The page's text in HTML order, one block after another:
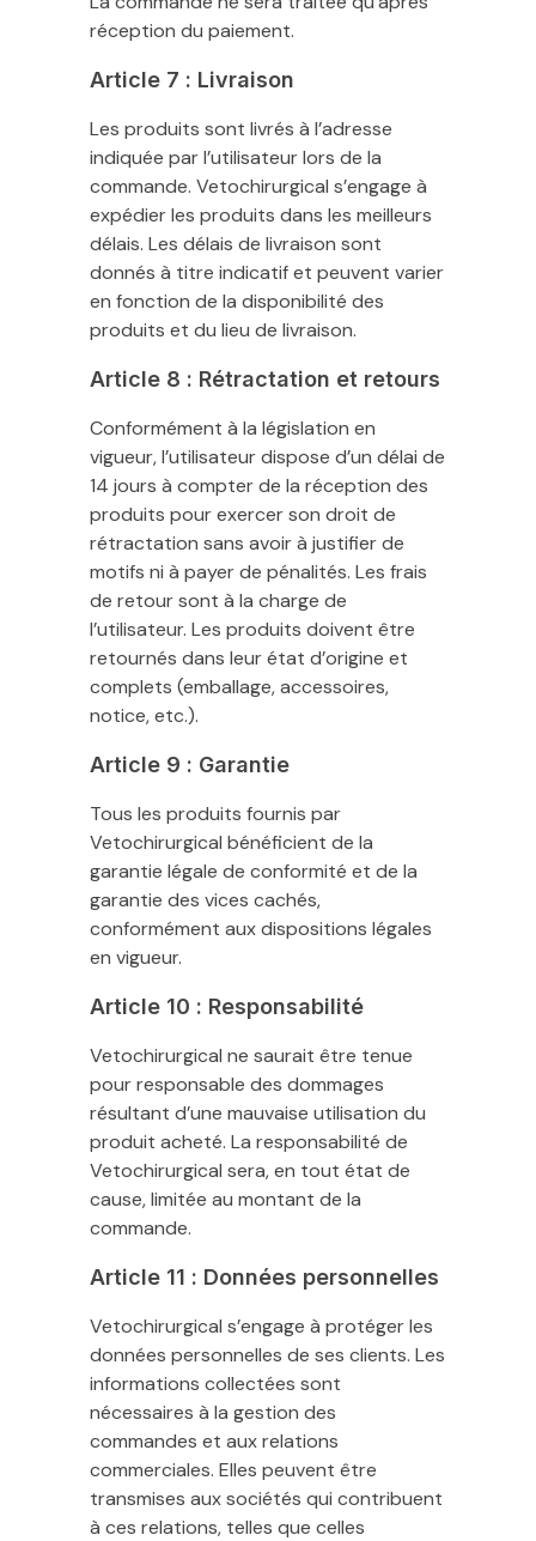
réception du paiement.
Article 7 : Livraison
Les produits sont livrés à l’adresse
indiquée par l’utilisateur lors de la
commande. Vetochirurgical s’engage à
expédier les produits dans les meilleurs
délais. Les délais de livraison sont
donnés à titre indicatif et peuvent varier
en fonction de la disponibilité des
produits et du lieu de livraison.
Article 8 : Rétractation et retours
Conformément à la législation en
vigueur, l’utilisateur dispose d’un délai de
14 jours à compter de la réception des
produits pour exercer son droit de
rétractation sans avoir à justifier de
motifs ni à payer de pénalités. Les frais
de retour sont à la charge de
l’utilisateur. Les produits doivent être
retournés dans leur état d’origine et
complets (emballage, accessoires,
notice, etc.).
Article 9 : Garantie
Tous les produits fournis par
Vetochirurgical bénéficient de la
garantie légale de conformité et de la
garantie des vices cachés,
conformément aux dispositions légales
en vigueur.
Article 10 : Responsabilité
Vetochirurgical ne saurait être tenue
pour responsable des dommages
résultant d’une mauvaise utilisation du
produit acheté. La responsabilité de
Vetochirurgical sera, en tout état de
cause, limitée au montant de la
commande.
Article 11 : Données personnelles
Vetochirurgical s’engage à protéger les
données personnelles de ses clients. Les
informations collectées sont
nécessaires à la gestion des
commandes et aux relations
commerciales. Elles peuvent être
transmises aux sociétés qui contribuent
à ces relations, telles que celles